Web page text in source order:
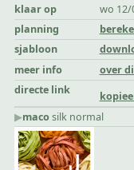
klaar op
wo 12/
planning
sjabloon
meer info
over
directe link
▶︎macosilk normal